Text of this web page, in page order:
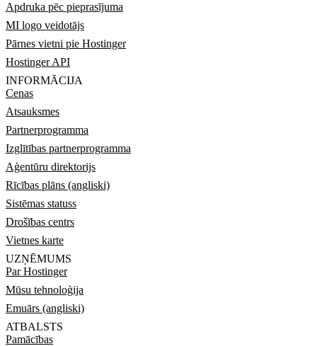
Apdruka pēc pieprasījuma
MI logo veidotājs
Pārnes vietni pie Hostinger
Hostinger API
INFORMĀCIJA
Cenas
Atsauksmes
Partnerprogramma
Izglītības partnerprogramma
Aģentūru direktorijs
Rīcības plāns (angliski)
Sistēmas statuss
Drošības centrs
Vietnes karte
UZŅĒMUMS
Par Hostinger
Mūsu tehnoloģija
Emuārs (angliski)
ATBALSTS
Pamācības